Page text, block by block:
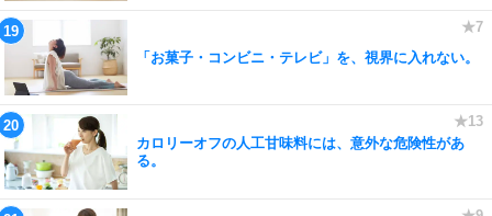
「お菓子・コンビニ・テレビ」を、視界に入れない。
カロリーオフの人工甘味料には、意外な危険性があ
る。